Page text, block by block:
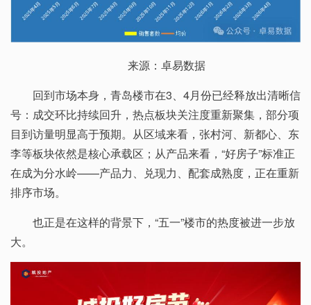
来源：卓易数据
回到市场本身，青岛楼市在3、4月份已经释放出清晰信
号：成交环比持续回升，热点板块关注度重新聚集，部分项
目到访量明显高于预期。从区域来看，张村河、新都心、东
李等板块依然是核心承载区；从产品来看，“好房子”标准正
在成为分水岭——产品力、兑现力、配套成熟度，正在重新
排序市场。
也正是在这样的背景下，“五一”楼市的热度被进一步放
大。